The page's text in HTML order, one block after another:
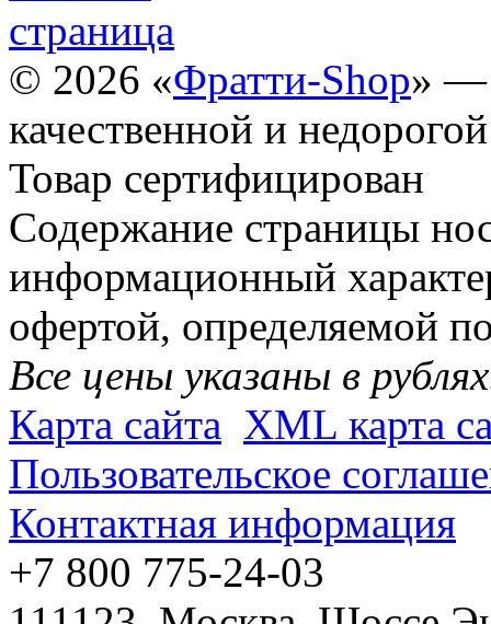
© 2026 «Фратти-Shop» —
качественной и
Товар сертифицирован
Содержание страницы
информационный
офертой, определяемой
Все цены указаны в
Карта сайта XML карта
Пользовательское
Контактная информация
+7 800 775-24-03